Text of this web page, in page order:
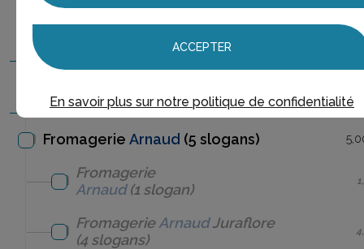
ArnaudMontebourg
2022(1 slogan)
Fromagerie Arnaud (5 slogans)
Fromagerie
Arnaud (1 slogan)
FromagerieArnaud Juraflore
(4 slogans)
ACCEPTER
En savoir plus sur notre politique de confidentialité